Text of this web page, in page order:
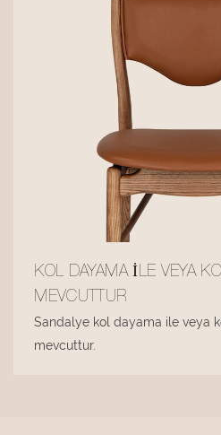
KOL DAYAMA ILE VEYA
MEVCUTTUR
Sandalye kol dayama ile veya
mevcuttur.